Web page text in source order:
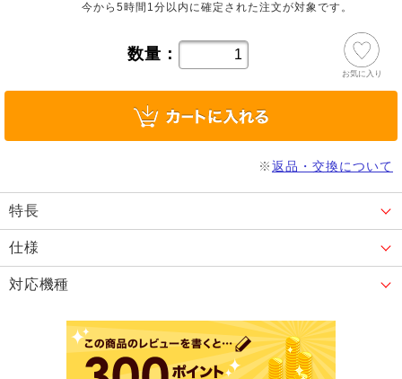
今から5時間1分 以内に確定された注文が対象です。
数量：
お気に入り
※返品・交換について
特長
仕様
対応機種